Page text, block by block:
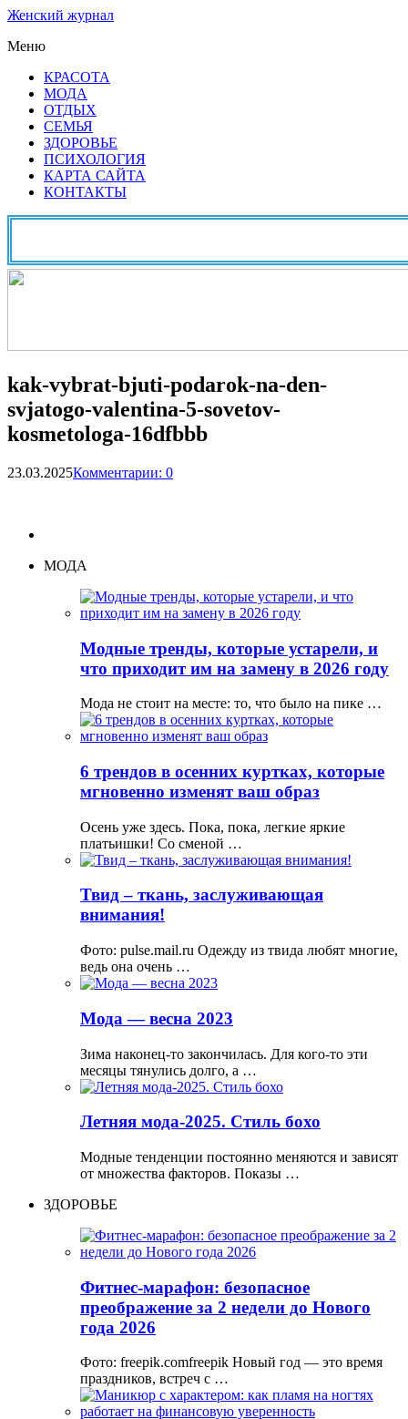
Женский журнал
Меню
КРАСОТА
МОДА
ОТДЫХ
СЕМЬЯ
ЗДОРОВЬЕ
ПСИХОЛОГИЯ
КАРТА САЙТА
КОНТАКТЫ
kak-vybrat-bjuti-podarok-na-den-
svjatogo-valentina-5-sovetov-
kosmetologa-16dfbbb
23.03.2025Комментарии: 0
МОДА
Модные тренды, которые устарели, и
что приходит им на замену в 2026 году
Мода не стоит на месте: то, что было на пике …
6 трендов в осенних куртках, которые
мгновенно изменят ваш образ
Осень уже здесь. Пока, пока, легкие яркие
платьишки! Со сменой …
Твид – ткань, заслуживающая
внимания!
Фото: pulse.mail.ru Одежду из твида любят многие,
ведь она очень …
Мода — весна 2023
Зима наконец-то закончилась. Для кого-то эти
месяцы тянулись долго, а …
Летняя мода-2025. Стиль бохо
Модные тенденции постоянно меняются и зависят
от множества факторов. Показы …
ЗДОРОВЬЕ
Фитнес-марафон: безопасное
преображение за 2 недели до Нового
года 2026
Фото: freepik.comfreepik Новый год — это время
праздников, встреч с …